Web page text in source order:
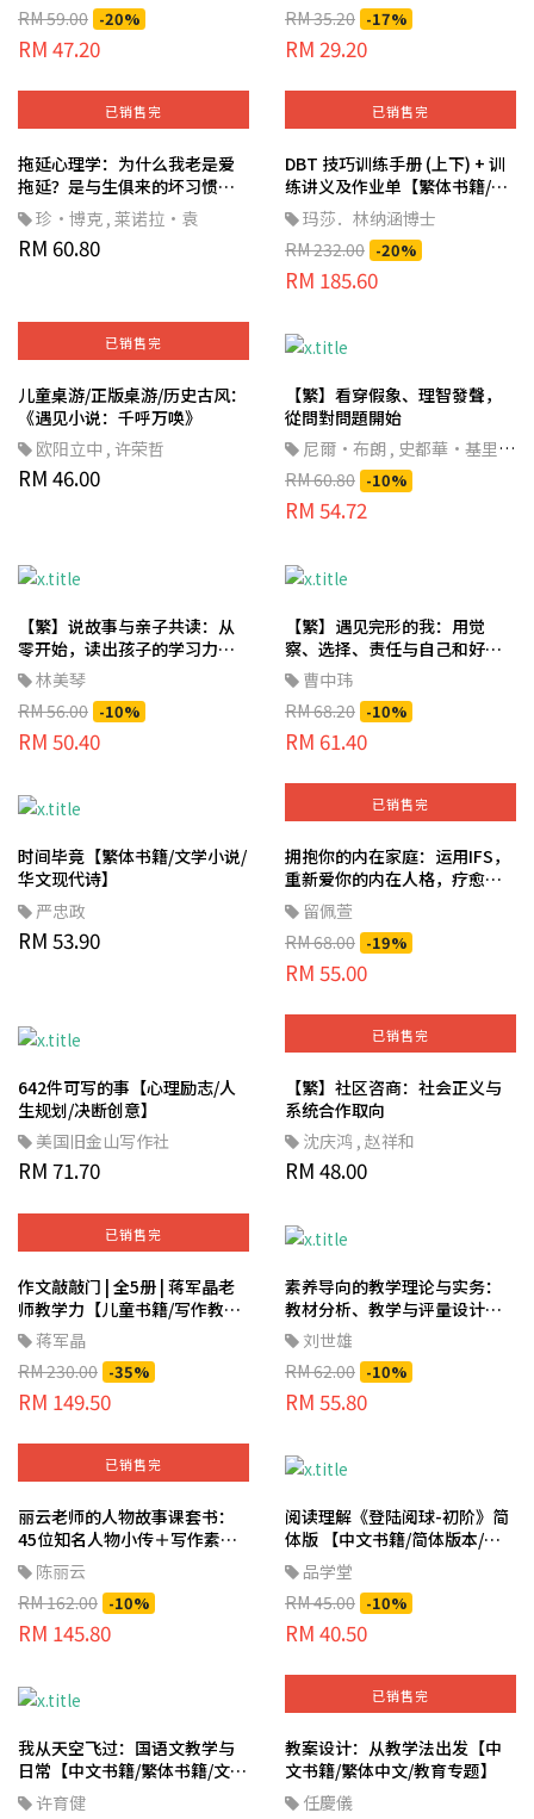
RM 59.00 -20%
RM 47.20
from The Power of Now - 新
时代/灵性疗愈
RM 35.20 -17%
RM 29.20
已销售完
拖延心理学：为什么我老是爱
拖延？是与生俱来的坏习惯，
还是身不由己？
Procrastination Why You Do
It, What to Do About It
珍‧博克 , 莱诺拉‧袁
RM 60.80
已销售完
DBT 技巧训练手册 (上下) + 训
练讲义及作业单【繁体书籍/心
理励志/心理治疗】
玛莎．林纳涵博士
RM 232.00 -20%
RM 185.60
已销售完
儿童桌游/正版桌游/历史古风：
《遇见小说：千呼万唤》
欧阳立中 , 许荣哲
RM 46.00
【繁】看穿假象、理智發聲，
從問對問題開始
尼爾‧布朗 , 史都華‧基里,
羅耀宗,蔡宏明,黃賓星
RM 60.80 -10%
RM 54.72
【繁】说故事与亲子共读：从
零开始，读出孩子的学习力与
成长力
林美琴
RM 56.00 -10%
RM 50.40
【繁】遇见完形的我：用觉
察、选择、责任与自己和好，
解锁人生难题
曹中玮
RM 68.20 -10%
RM 61.40
时间毕竟【繁体书籍/文学小说/
华文现代诗】
严忠政
RM 53.90
已销售完
拥抱你的内在家庭：运用IFS，
重新爱你的内在人格，疗愈过
去受的伤 【繁体书籍/心理励
志/心灵成长】
留佩萱
RM 68.00 -19%
RM 55.00
642件可写的事【心理励志/人
生规划/决断创意】
美国旧金山写作社
RM 71.70
已销售完
【繁】社区咨商：社会正义与
系统合作取向
沈庆鸿 , 赵祥和
RM 48.00
已销售完
作文敲敲门 | 全5册 | 蒋军晶老
师教学力【儿童书籍/写作教学/
作文学习】
蒋军晶
RM 230.00 -35%
RM 149.50
素养导向的教学理论与实务：
教材分析、教学与评量设计
【中文书籍/繁体书籍/教育专
题】
刘世雄
RM 62.00 -10%
RM 55.80
已销售完
丽云老师的人物故事课套书：
45位知名人物小传＋写作素
养，提升阅读力、故事力、写
作力！【繁体书籍/语言学习/阅
读作文】
陈丽云
RM 162.00 -10%
RM 145.80
阅读理解《登陆阅球-初阶》简
体版 【中文书籍/简体版本/阅
读杂志】
品学堂
RM 45.00 -10%
RM 40.50
我从天空飞过：国语文教学与
日常【中文书籍/繁体书籍/文学
概论】
许育健
已销售完
教案设计：从教学法出发【中
文书籍/繁体中文/教育专题】
任慶儀